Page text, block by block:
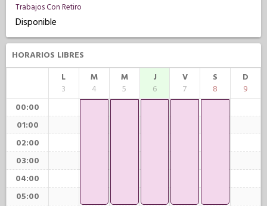
Trabajos Con Retiro
Disponible
HORARIOS LIBRES
L
3
M
4
M
5
J
6
V
7
S
8
D
9
00:00
01:00
02:00
03:00
04:00
05:00